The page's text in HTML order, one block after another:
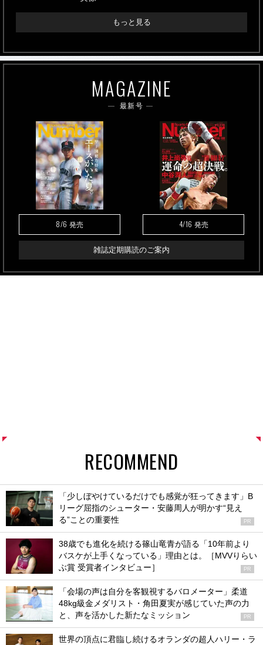
もっと見る
MAGAZINE
最新号
8/6 発売 4/16 発売
雑誌定期購読のご案内
RECOMMEND
「少しぼやけているだけでも感覚が狂ってきます」B
リーグ屈指のシューター・安藤周人が明かす“見え
る”ことの重要性
PR
38歳でも進化を続ける篠山竜青が語る「10年前より
バスケが上手くなっている」理由とは。［MVVりらい
ぶ賞 受賞者インタビュー］
PR
「会場の声は自分を客観視するバロメーター」柔道
48kg級金メダリスト・角田夏実が感じていた声の力
と、声を活かした新たなミッション
PR
世界の頂点に君臨し続けるオランダの超人ハリー・ラ